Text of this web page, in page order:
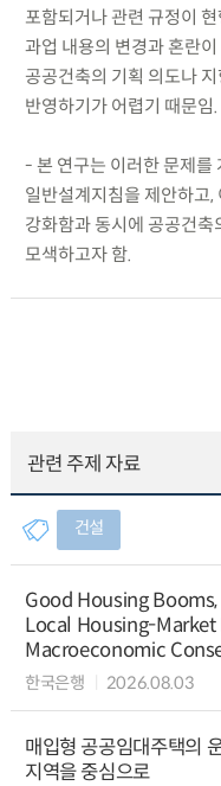
포함되거나 관련 규정이
과업 내용의 변경과 혼란
공공건축의 기획 의도나
반영하기가 어렵기 때문임.
- 본 연구는 이러한 문제를
일반설계지침을 제안하고
강화함과 동시에 공공건
모색하고자 함.
관련 주제 자료
건설
Good Housing
Local Housing-
Macroeconomic
한국은행 2026.08.03
매입형 공공임대주택의
지역을 중심으로